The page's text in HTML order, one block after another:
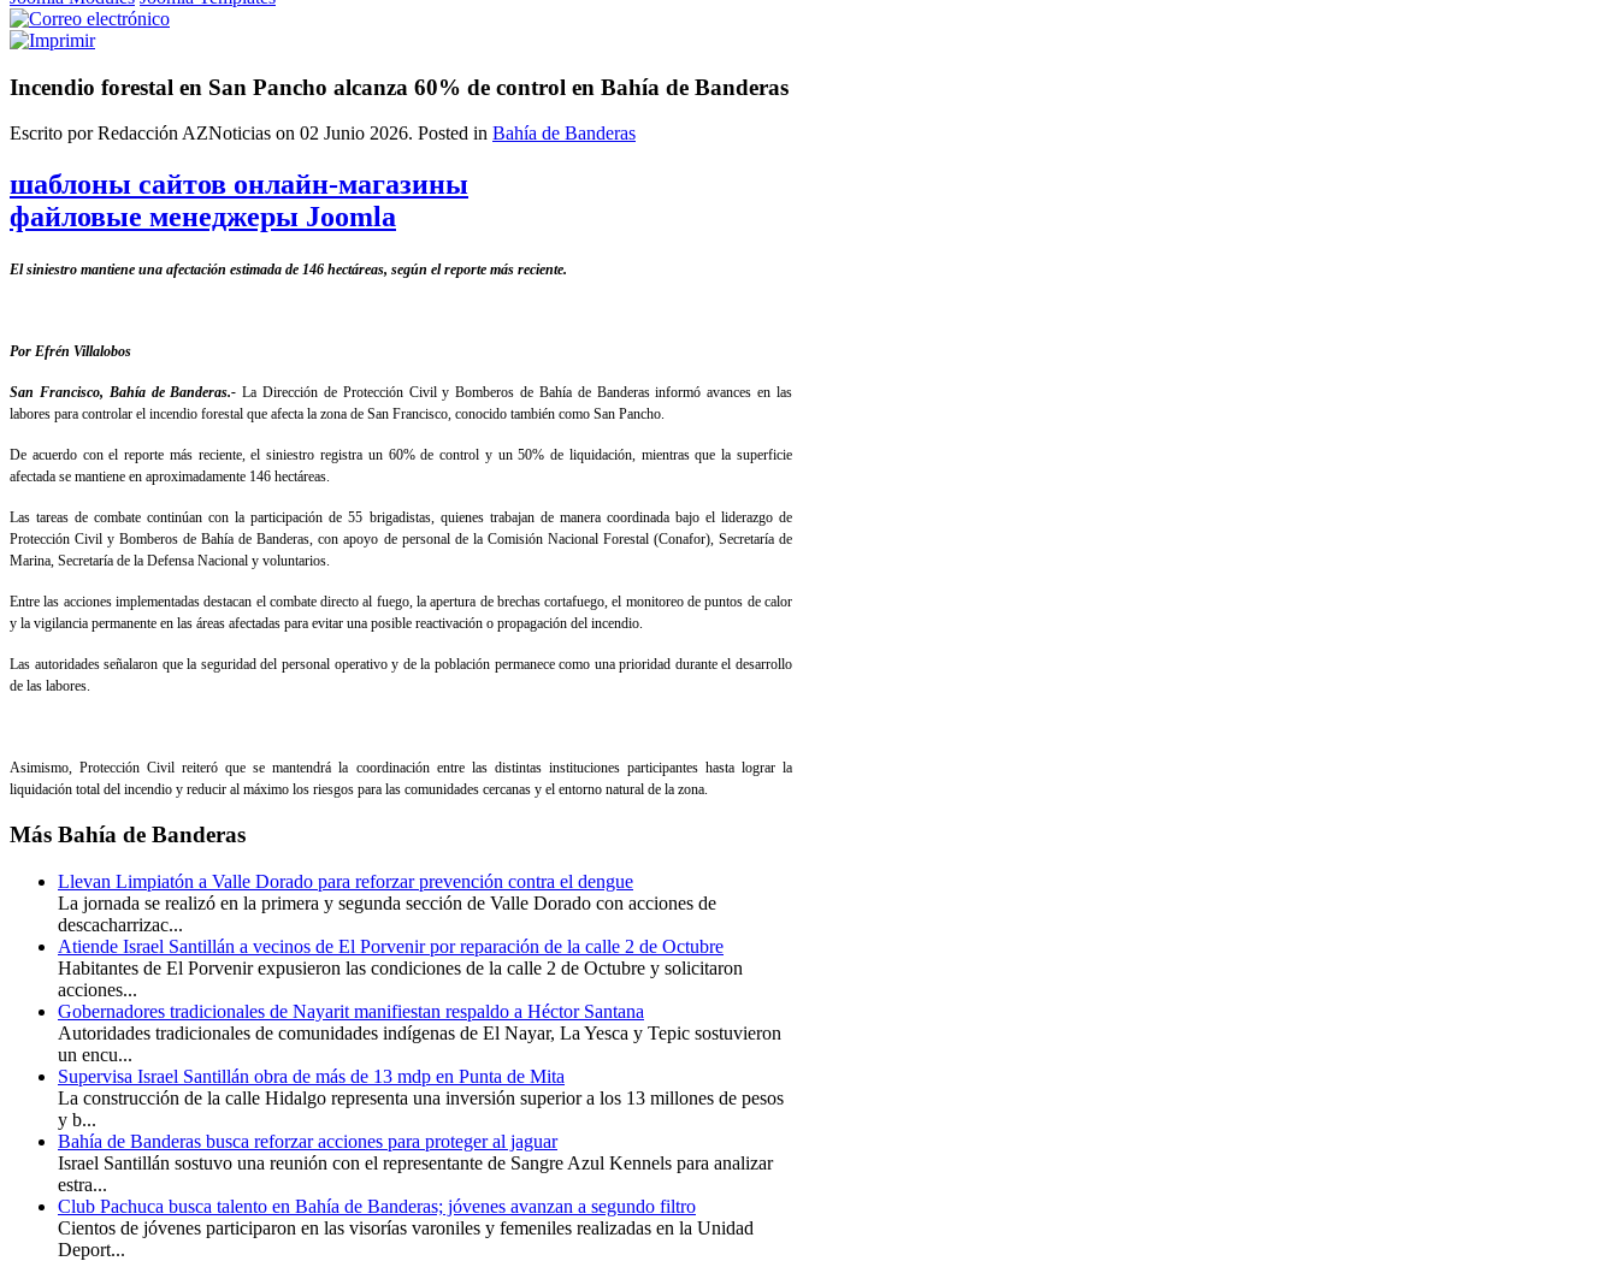
Incendio forestal en San Pancho alcanza 60% de control en Bahía de Banderas
Escrito por Redacción AZNoticias on 02 Junio 2026. Posted in Bahía de Banderas
шаблоны сайтов онлайн-магазины
файловые менеджеры Joomla
El siniestro mantiene una afectación estimada de 146 hectáreas, según el reporte más reciente.
Por Efrén Villalobos
San Francisco, Bahía de Banderas.- La Dirección de Protección Civil y Bomberos de Bahía de Banderas informó avances en las
labores para controlar el incendio forestal que afecta la zona de San Francisco, conocido también como San Pancho.
De acuerdo con el reporte más reciente, el siniestro registra un 60% de control y un 50% de liquidación, mientras que la superficie
afectada se mantiene en aproximadamente 146 hectáreas.
Las tareas de combate continúan con la participación de 55 brigadistas, quienes trabajan de manera coordinada bajo el liderazgo de
Protección Civil y Bomberos de Bahía de Banderas, con apoyo de personal de la Comisión Nacional Forestal (Conafor), Secretaría de
Marina, Secretaría de la Defensa Nacional y voluntarios.
Entre las acciones implementadas destacan el combate directo al fuego, la apertura de brechas cortafuego, el monitoreo de puntos de calor
y la vigilancia permanente en las áreas afectadas para evitar una posible reactivación o propagación del incendio.
Las autoridades señalaron que la seguridad del personal operativo y de la población permanece como una prioridad durante el desarrollo
de las labores.
Asimismo, Protección Civil reiteró que se mantendrá la coordinación entre las distintas instituciones participantes hasta lograr la
liquidación total del incendio y reducir al máximo los riesgos para las comunidades cercanas y el entorno natural de la zona.
Más Bahía de Banderas
Llevan Limpiatón a Valle Dorado para reforzar prevención contra el dengue
La jornada se realizó en la primera y segunda sección de Valle Dorado con acciones de
descacharrizac...
Atiende Israel Santillán a vecinos de El Porvenir por reparación de la calle 2 de Octubre
Habitantes de El Porvenir expusieron las condiciones de la calle 2 de Octubre y solicitaron
acciones...
Gobernadores tradicionales de Nayarit manifiestan respaldo a Héctor Santana
Autoridades tradicionales de comunidades indígenas de El Nayar, La Yesca y Tepic sostuvieron
un encu...
Supervisa Israel Santillán obra de más de 13 mdp en Punta de Mita
La construcción de la calle Hidalgo representa una inversión superior a los 13 millones de pesos
y b...
Bahía de Banderas busca reforzar acciones para proteger al jaguar
Israel Santillán sostuvo una reunión con el representante de Sangre Azul Kennels para analizar
estra...
Club Pachuca busca talento en Bahía de Banderas; jóvenes avanzan a segundo filtro
Cientos de jóvenes participaron en las visorías varoniles y femeniles realizadas en la Unidad
Deport...